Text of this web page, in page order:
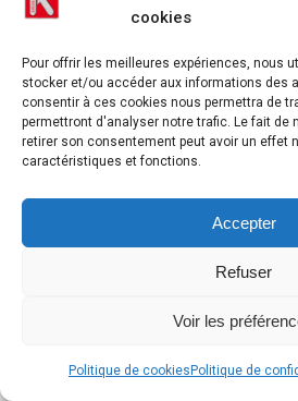
cookies
Pour offrir les meilleures expériences, nous
stocker et/ou accéder aux informations des
consentir à ces cookies nous permettra de
permettront d'analyser notre trafic. Le fait de
retirer son consentement peut avoir un effet
caractéristiques et fonctions.
Accepter
Refuser
Voir les
Politique de cookies Politique de